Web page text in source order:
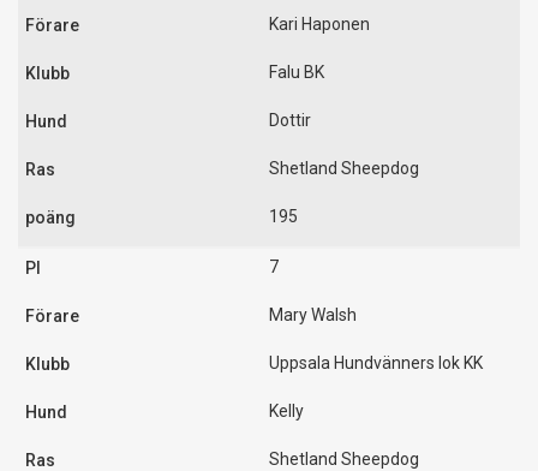
Kari Haponen
Falu BK
Dottir
Shetland Sheepdog
195
7
Mary Walsh
Uppsala Hundvänners lok KK
Kelly
Shetland Sheepdog